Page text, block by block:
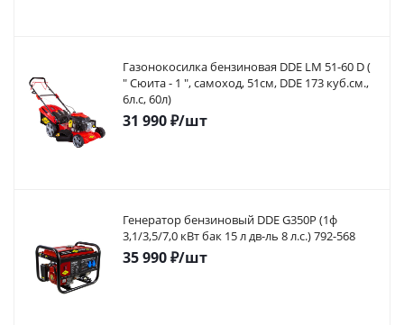
Газонокосилка бензиновая DDE LM 51-60 D (
" Сюита - 1 ", самоход, 51cм, DDE 173 куб.см.,
6л.с, 60л)
31 990₽/шт
Генератор бензиновый DDE G350P (1ф
3,1/3,5/7,0 кВт бак 15 л дв-ль 8 л.с.) 792-568
35 990₽/шт